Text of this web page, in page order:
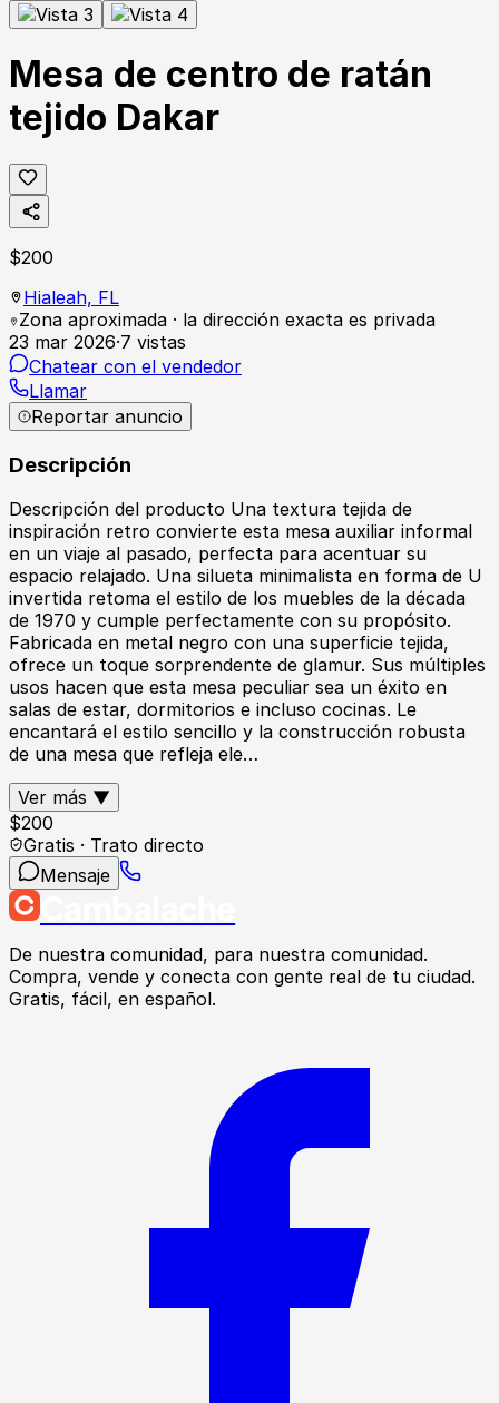
Mesa de centro de ratán
tejido Dakar
$200
Hialeah, FL
Zona aproximada · la dirección exacta es privada
23 mar 2026·7 vistas
Chatear con el vendedor
Llamar
Reportar anuncio
Descripción
Descripción del producto Una textura tejida de
inspiración retro convierte esta mesa auxiliar informal
en un viaje al pasado, perfecta para acentuar su
espacio relajado. Una silueta minimalista en forma de U
invertida retoma el estilo de los muebles de la década
de 1970 y cumple perfectamente con su propósito.
Fabricada en metal negro con una superficie tejida,
ofrece un toque sorprendente de glamur. Sus múltiples
usos hacen que esta mesa peculiar sea un éxito en
salas de estar, dormitorios e incluso cocinas. Le
encantará el estilo sencillo y la construcción robusta
de una mesa que refleja ele…
Ver más ▼
$200
Gratis · Trato directo
Mensaje
De nuestra comunidad, para nuestra comunidad.
Compra, vende y conecta con gente real de tu ciudad.
Gratis, fácil, en español.